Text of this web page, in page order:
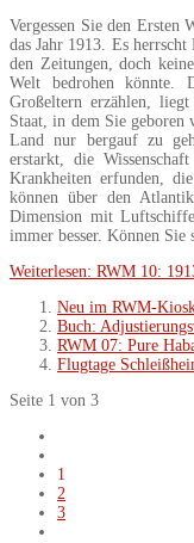
Vergessen Sie den Ersten
das Jahr 1913. Es
den Zeitungen, doch
Welt bedrohen
Großeltern erzählen,
Staat, in dem Sie geboren
Land nur bergauf zu
erstarkt, die
Krankheiten erfunden,
können über den
Dimension mit
immer besser. Können Sie
Weiterlesen: RWM 10:
Neu im RWM-
Buch:
RWM 07: Pure
Flugtage
Seite 1 von 3
1
2
3